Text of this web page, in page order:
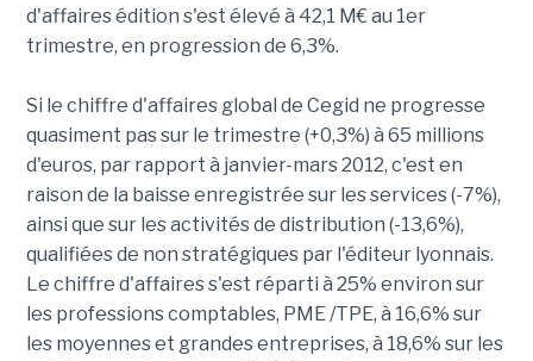
d'affaires édition s'est élevé à 42,1 M€ au 1er
trimestre, en progression de 6,3%.
Si le chiffre d'affaires global de Cegid ne progresse
quasiment pas sur le trimestre (+0,3%) à 65 millions
d'euros, par rapport à janvier-mars 2012, c'est en
raison de la baisse enregistrée sur les services (-7%),
ainsi que sur les activités de distribution (-13,6%),
qualifiées de non stratégiques par l'éditeur lyonnais.
Le chiffre d'affaires s'est réparti à 25% environ sur
les professions comptables, PME /TPE, à 16,6% sur
les moyennes et grandes entreprises, à 18,6% sur les